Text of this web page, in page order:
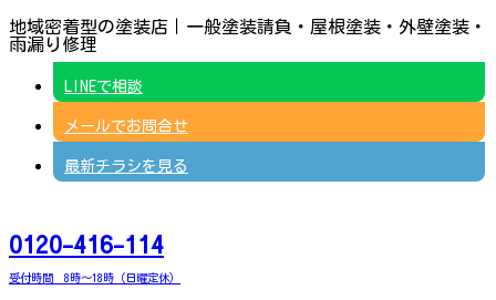
コ
ン
ナ
ビ
地域密着型の塗装店｜一般塗装請負・屋根塗装・外壁塗装・
雨漏り修理
LINEで相談
メールでお問合せ
最新チラシを見る
0120-416-114
受付時間 8時～18時（日曜定休）